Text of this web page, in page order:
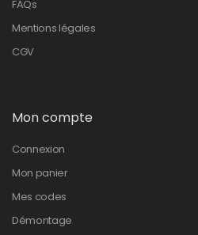
FAQs
Mentions légales
CGV
Mon compte
Connexion
Mon panier
Mes codes
Démontage